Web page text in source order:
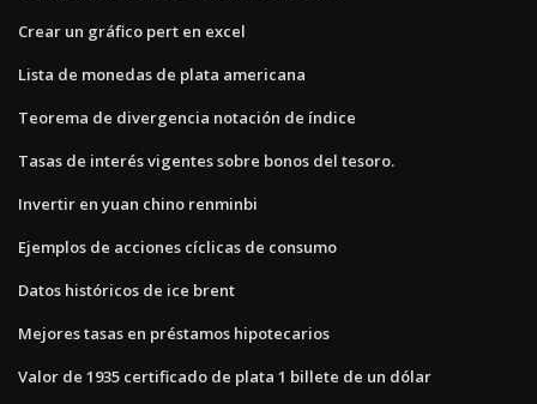
Crear un gráfico pert en excel
Lista de monedas de plata americana
Teorema de divergencia notación de índice
Tasas de interés vigentes sobre bonos del tesoro.
Invertir en yuan chino renminbi
Ejemplos de acciones cíclicas de consumo
Datos históricos de ice brent
Mejores tasas en préstamos hipotecarios
Valor de 1935 certificado de plata 1 billete de un dólar